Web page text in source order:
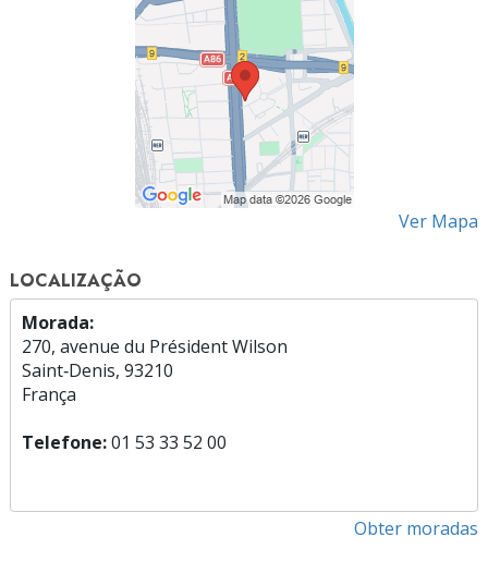
Ver Mapa
LOCALIZAÇÃO
Morada:
270, avenue du Président Wilson
Saint‑Denis, 93210
França
Telefone:01 53 33 52 00
Obter moradas